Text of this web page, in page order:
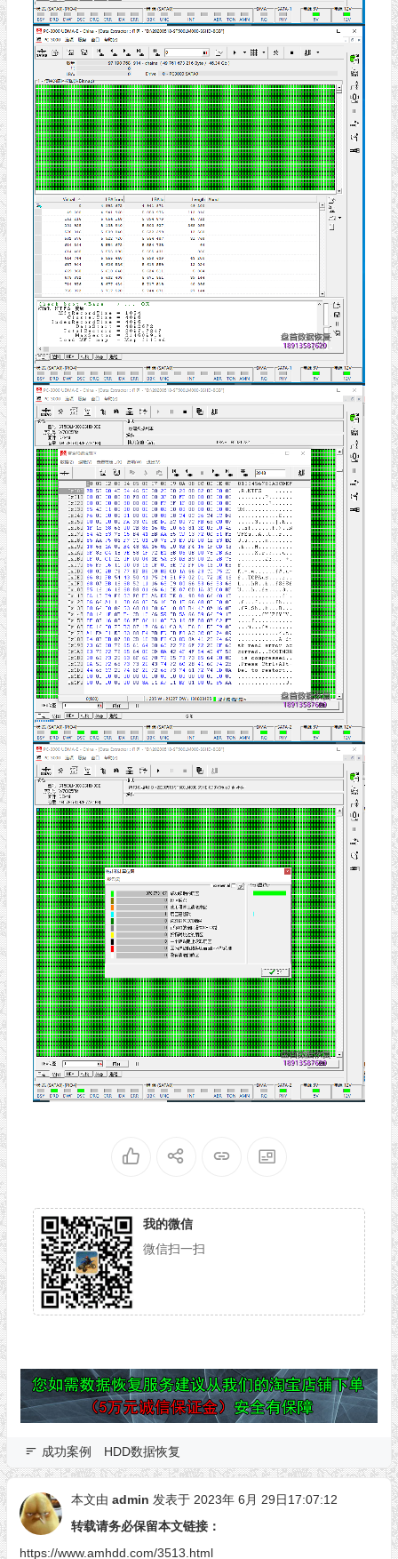
我的微信
微信扫一扫
成功案例 HDD数据恢复
本文由 admin 发表于 2023年 6月 29日17:07:12
转载请务必保留本文链接：
https://www.amhdd.com/3513.html